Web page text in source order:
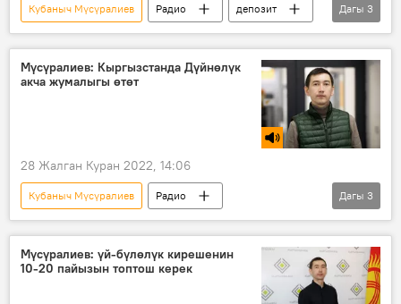
Кубаныч Мүсүралиев Радио
депозит
билим
каражат банк
Дагы 3
Мүсүралиев: Кыргызстанда Дүйнөлүк
акча жумалыгы өтөт
28 Жалган Куран 2022, 14:06
Кубаныч Мүсүралиев
Радио
Кыргызстан
Улуттук банк
каржылык
Дагы 3
Мүсүралиев: үй-бүлөлүк кирешенин
10-20 пайызын топтош керек